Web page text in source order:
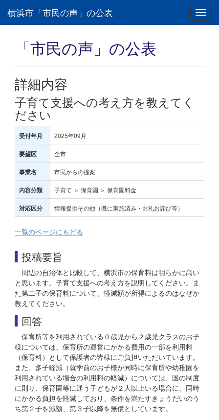
横浜市「市民の声」の公表
「市民の声」の公表
詳細内容
子育て支援への考え方を教えてく
ださい
受付年月 2025年09月
要望区 全市
事業名 市民からの提案
内容分類 子育て ＞ 保育園 ＞ 保育園料金
対応区分 情報提供その他（既に実施済み・お礼お詫び等）
一覧のページにもどる
投稿要旨
周辺の自治体と比較して、横浜市の保育料は明らかに高い
と思います。子育て支援への考え方を説明してください。ま
た第二子の保育料について、軽減額が所得によるのはなぜか
教えてください。
回答
保育所等を利用されている０歳児から２歳児クラスのお子
様については、保育所の運営にかかる費用の一部を利用料
（保育料）として保護者の皆様にご負担いただいています。
また、多子軽減（就学前のお子様が同時に保育所や幼稚園を
利用されている場合の利用料の軽減）については、国の制度
に則り、保育園等に通う子どもが２人以上いる場合に、同時
にかかる負担を軽減しており、条件を満たすきょうだいのう
ち第２子を減額、第３子以降を無償としています。